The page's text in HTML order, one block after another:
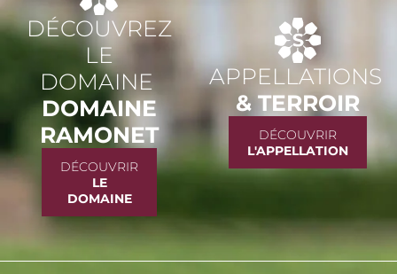
DÉCOUVREZ
LE
DOMAINE
DOMAINE
RAMONET
DÉCOUVRIR
LE
DOMAINE
APPELLATIONS
& TERROIR
DÉCOUVRIR
L'APPELLATION